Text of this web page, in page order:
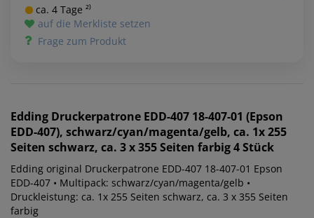
ca. 4 Tage ²⁾
auf die Merkliste setzen
Frage zum Produkt
Edding Druckerpatrone EDD-407 18-407-01 (Epson
EDD-407), schwarz/cyan/magenta/gelb, ca. 1x 255
Seiten schwarz, ca. 3 x 355 Seiten farbig 4 Stück
Edding original Druckerpatrone EDD-407 18-407-01 Epson
EDD-407 • Multipack: schwarz/cyan/magenta/gelb •
Druckleistung: ca. 1x 255 Seiten schwarz, ca. 3 x 355 Seiten
farbig